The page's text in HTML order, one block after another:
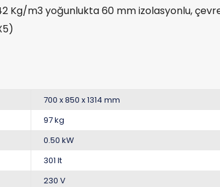
Kg/m3 yoğunlukta 60 mm izolasyonlu,
700 x 850 x 1314 mm
97 kg
0.50 kW
301 lt
230 V